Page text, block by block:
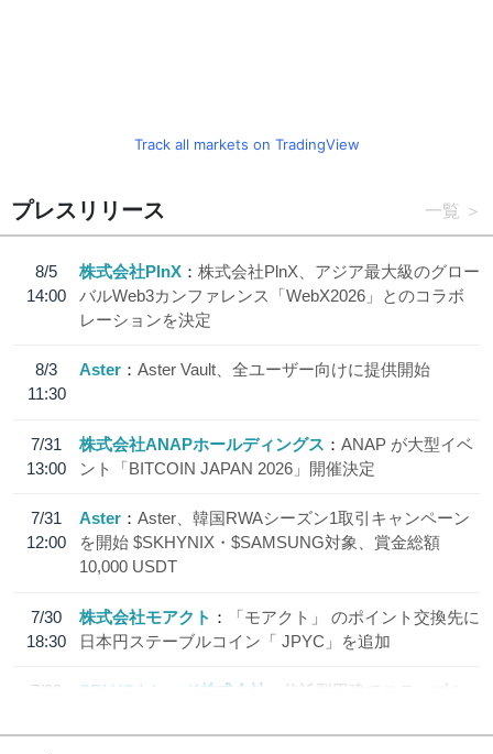
Track all markets on TradingView
プレスリリース 一覧
8/5
14:00
株式会社PlnX
株式会社PlnX、アジア最大級のグロー
バルWeb3カンファレンス「WebX2026」とのコラボ
レーションを決定
8/3
11:30
Aster Aster Vault、全ユーザー向けに提供開始
7/31
13:00
株式会社ANAPホールディングス
ANAP が大型イベ
ント「BITCOIN JAPAN 2026」開催決定
7/31
12:00
Aster
Aster、韓国RWAシーズン1取引キャンペーン
を開始 $SKHYNIX・$SAMSUNG対象、賞金総額
10,000 USDT
7/30
18:30
株式会社モアクト
「モアクト」 のポイント交換先に
日本円ステーブルコイン「 JPYC」を追加
7/29
SBI VCトレード株式会社
信託型円建てステーブル